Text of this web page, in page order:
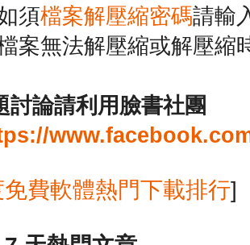
須檔案解壓縮密碼請輸
案無法解壓縮或解壓縮
討論請利用臉書社團
費軟體熱門下載排行]